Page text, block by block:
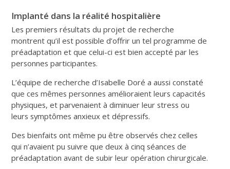
Implanté dans la réalité hospitalière
Les premiers résultats du projet de recherche
montrent qu’il est possible d’offrir un tel programme de
préadaptation et que celui-ci est bien accepté par les
personnes participantes.
L’équipe de recherche d’Isabelle Doré a aussi constaté
que ces mêmes personnes amélioraient leurs capacités
physiques, et parvenaient à diminuer leur stress ou
leurs symptômes anxieux et dépressifs.
Des bienfaits ont même pu être observés chez celles
qui n’avaient pu suivre que deux à cinq séances de
préadaptation avant de subir leur opération chirurgicale.